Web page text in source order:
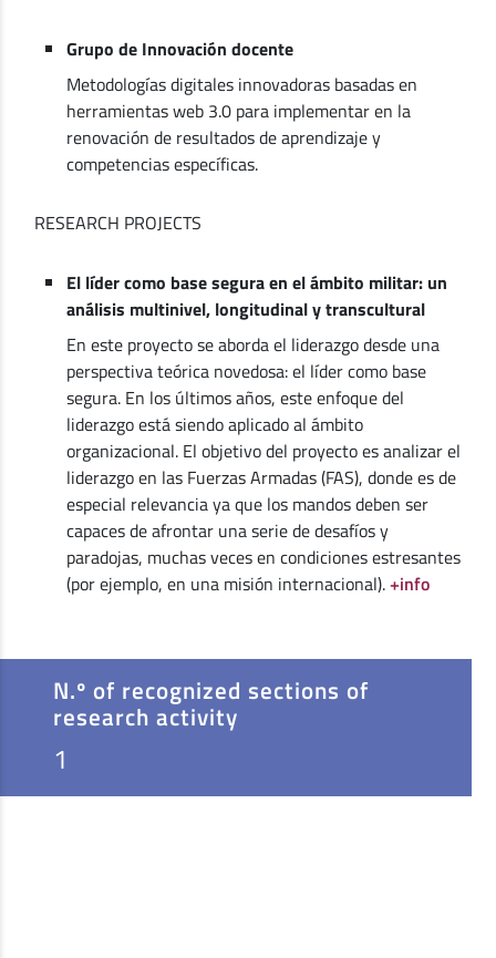
Grupo de Innovación docente
Metodologías digitales innovadoras basadas en
herramientas web 3.0 para implementar en la
renovación de resultados de aprendizaje y
competencias específicas.
RESEARCH PROJECTS
El líder como base segura en el ámbito militar: un
análisis multinivel, longitudinal y transcultural
En este proyecto se aborda el liderazgo desde una
perspectiva teórica novedosa: el líder como base
segura. En los últimos años, este enfoque del
liderazgo está siendo aplicado al ámbito
organizacional. El objetivo del proyecto es analizar el
liderazgo en las Fuerzas Armadas (FAS), donde es de
especial relevancia ya que los mandos deben ser
capaces de afrontar una serie de desafíos y
paradojas, muchas veces en condiciones estresantes
(por ejemplo, en una misión internacional).+info
N.º of recognized sections of
research activity
1